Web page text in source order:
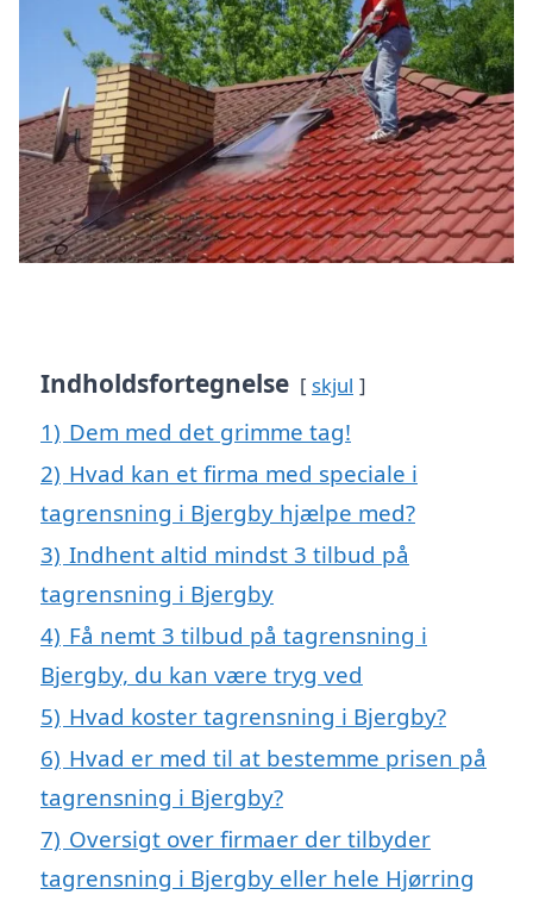
Indholdsfortegnelse skjul
1) Dem med det grimme tag!
2) Hvad kan et firma med speciale i
tagrensning i Bjergby hjælpe med?
3) Indhent altid mindst 3 tilbud på
tagrensning i Bjergby
4) Få nemt 3 tilbud på tagrensning i
Bjergby, du kan være tryg ved
5) Hvad koster tagrensning i Bjergby?
6) Hvad er med til at bestemme prisen på
tagrensning i Bjergby?
7) Oversigt over firmaer der tilbyder
tagrensning i Bjergby eller hele Hjørring